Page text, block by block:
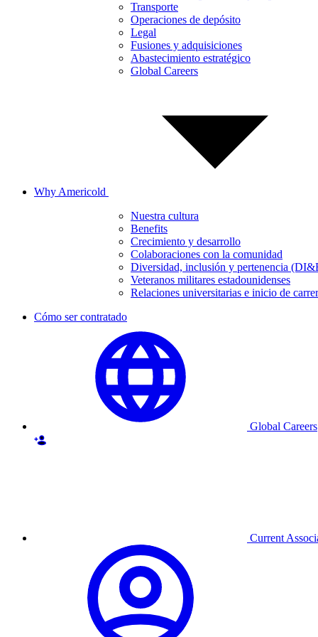
Transporte
Operaciones de depósito
Legal
Fusiones y adquisiciones
Abastecimiento estratégico
Global Careers
Why Americold
Nuestra cultura
Benefits
Crecimiento y desarrollo
Colaboraciones con la comunidad
Diversidad, inclusión y pertenencia
Veteranos militares estadounidenses
Relaciones universitarias e inicio de
Cómo ser contratado
Global Careers
Current